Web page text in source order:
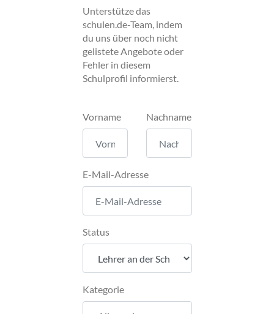
Unterstütze das
schulen.de-Team, indem
du uns über noch nicht
gelistete Angebote oder
Fehler in diesem
Schulprofil informierst.
Vorname Nachname
E-Mail-Adresse
Status
Kategorie